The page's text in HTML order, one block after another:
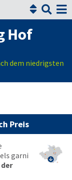


Hof
dem niedrigsten
Preis

garni